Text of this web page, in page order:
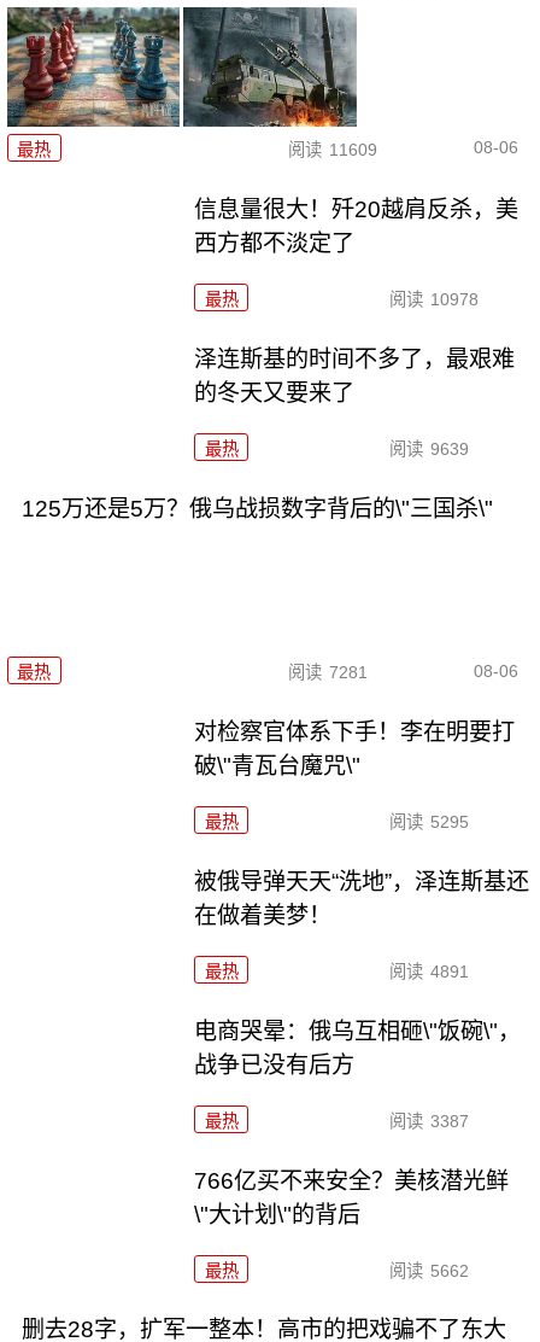
最热 阅读 11609 08-06
信息量很大！歼20越肩反杀，美
西方都不淡定了
最热 阅读 10978
泽连斯基的时间不多了，最艰难
的冬天又要来了
最热 阅读 9639
125万还是5万？俄乌战损数字背后的\"三国杀\"
最热 阅读 7281 08-06
对检察官体系下手！李在明要打
破\"青瓦台魔咒\"
最热 阅读 5295
被俄导弹天天“洗地”，泽连斯基还
在做着美梦！
最热 阅读 4891
电商哭晕：俄乌互相砸\"饭碗\"，
战争已没有后方
最热 阅读 3387
766亿买不来安全？美核潜光鲜
\"大计划\"的背后
最热 阅读 5662
删去28字，扩军一整本！高市的把戏骗不了东大